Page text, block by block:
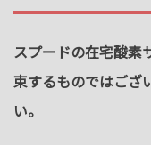
スプードの在宅酸素
束するものではござ
い。